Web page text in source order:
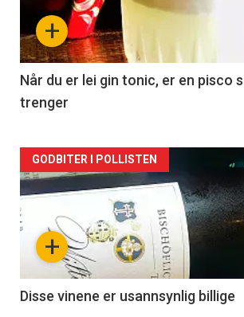
nå
-
2
+
Når du er lei gin tonic, er en pisco
trenger
Forsiden
akkurat
nå
3
+
GODBITER I POLLISTEN
Disse vinene er usannsynlig billige